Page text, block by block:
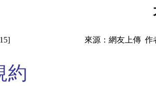
來源：網友上傳 作
約